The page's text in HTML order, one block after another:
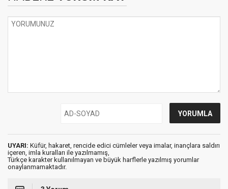
UYARI: Küfür, hakaret, rencide edici cümleler veya imalar, inançlara saldırı
içeren, imla kuralları ile yazılmamış,
Türkçe karakter kullanılmayan ve büyük harflerle yazılmış yorumlar
onaylanmamaktadır.